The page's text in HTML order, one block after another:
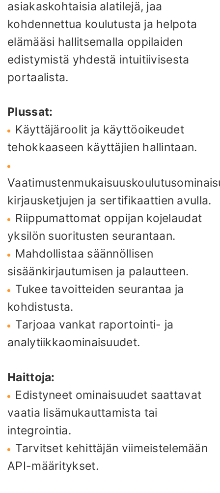
asiakaskohtaisia ​​alatilejä, jaa
kohdennettua koulutusta ja helpota
elämääsi hallitsemalla oppilaiden
edistymistä yhdestä intuitiivisesta
portaalista.
Plussat:
Käyttäjäroolit ja käyttöoikeudet
tehokkaaseen käyttäjien hallintaan.
kirjausketjujen ja sertifikaattien avulla.
Riippumattomat oppijan kojelaudat
yksilön suoritusten seurantaan.
Mahdollistaa säännöllisen
sisäänkirjautumisen ja palautteen.
Tukee tavoitteiden seurantaa ja
kohdistusta.
Tarjoaa vankat raportointi- ja
analytiikkaominaisuudet.
Haittoja:
Edistyneet ominaisuudet saattavat
vaatia lisämukauttamista tai
integrointia.
Tarvitset kehittäjän viimeistelemään
API-määritykset.